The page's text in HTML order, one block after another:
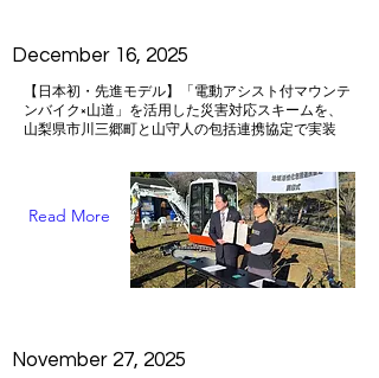
December 16, 2025
【日本初・先進モデル】「電動アシスト付マウンテ
ンバイク×山道」を活用した災害対応スキームを、
山梨県市川三郷町と山守人の包括連携協定で実装
Read More
November 27, 2025